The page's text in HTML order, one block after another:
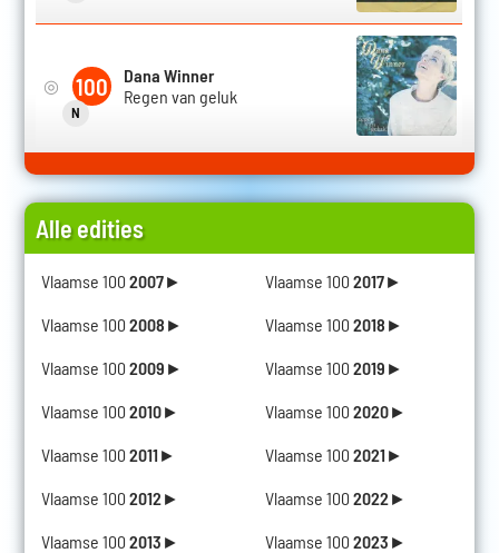
◎ 100
N
Dana Winner
Regen van geluk
Alle edities
Vlaamse 100 2007►
Vlaamse 100 2008 ►
Vlaamse 100 2009 ►
Vlaamse 100 2010►
Vlaamse 100 2011►
Vlaamse 100 2012 ►
Vlaamse 100 2013 ►
Vlaamse 100 2017►
Vlaamse 100 2018 ►
Vlaamse 100 2019 ►
Vlaamse 100 2020►
Vlaamse 100 2021►
Vlaamse 100 2022 ►
Vlaamse 100 2023 ►